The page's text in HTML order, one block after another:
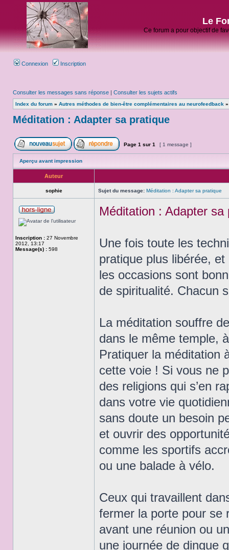
Le
Ce forum a pour objectif de
Connexion Inscription
Consulter les messages sans réponse | Consulter les sujets actifs
Index du forum » Autres méthodes de bien-être complémentaires au neurofeedback
Méditation : Adapter sa pratique
Page 1 sur 1 [ 1 message ]
Aperçu avant impression
Auteur
sophie Sujet du message: Méditation : Adapter sa pratique
Inscription : 27 Novembre
2012, 13:17
Message(s) : 598
Méditation : Adapter sa
Une fois toute les
pratique plus libérée,
les occasions sont
de spiritualité. Chacun
La méditation souffre
dans le même temple,
Pratiquer la méditation
cette voie ! Si vous ne
des religions qui s’en
dans votre vie
sans doute un besoin
et ouvrir des
comme les sportifs
ou une balade à vélo.
Ceux qui travaillent
fermer la porte pour se
avant une réunion ou
une journée de dingue